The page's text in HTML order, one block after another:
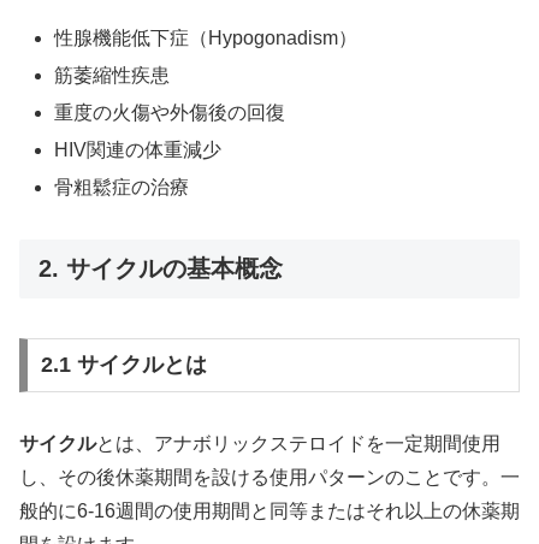
性腺機能低下症（ Hypogonadism）
筋萎縮性疾患
重度の火傷や外傷後の回復
HIV関連の体重減少
骨粗鬆症の治療
2. サイクルの基本概念
2.1 サイクルとは
サイクルとは、アナボリックステロイドを一定期間使用
し、その後休薬期間を設ける使用パターンのことです。一
般的に6-16週間の使用期間と同等またはそれ以上の休薬期